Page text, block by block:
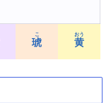
琥
こ
黄
おう